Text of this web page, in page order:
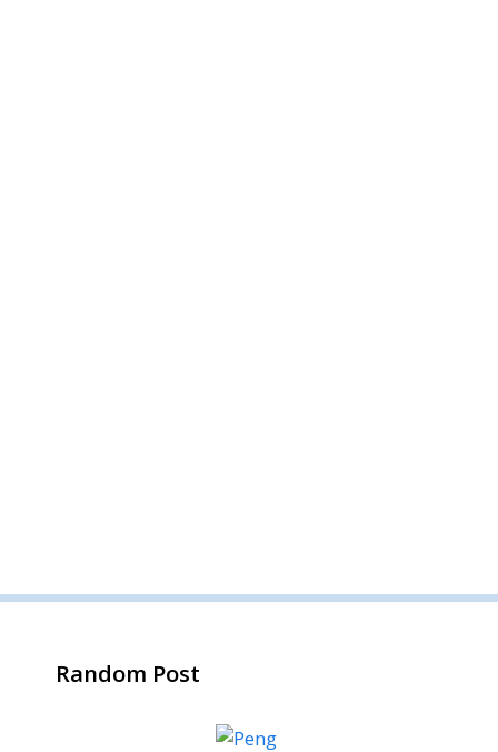
Random Post